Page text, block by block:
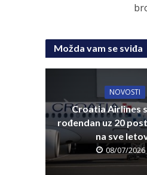
Možda vam se sviđa
NOVOSTI
Croatia Airlines
rođendan uz 20
na sve
08/07/2026